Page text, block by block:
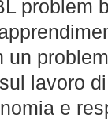
problem
lavoro
e